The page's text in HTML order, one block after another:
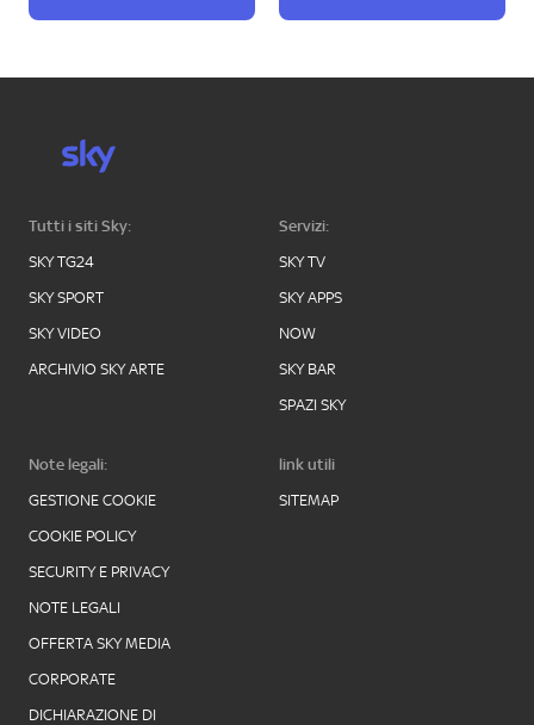
Tutti i siti Sky:
SKY TG24
SKY SPORT
SKY VIDEO
ARCHIVIO SKY ARTE
Servizi:
SKY TV
SKY APPS
NOW
SKY BAR
SPAZI SKY
Note legali:
GESTIONE COOKIE
COOKIE POLICY
SECURITY E PRIVACY
NOTE LEGALI
OFFERTA SKY MEDIA
CORPORATE
DICHIARAZIONE DI
link utili
SITEMAP